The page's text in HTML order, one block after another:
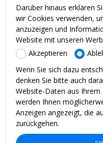
Darüber hinaus erklären
wir Cookies verwenden,
anzuzeigen und
Website mit unseren
Akzeptieren
Wenn Sie sich dazu
denken Sie bitte auch
Website-Daten aus
werden Ihnen
Anzeigen angezeigt, die
zurückgehen.